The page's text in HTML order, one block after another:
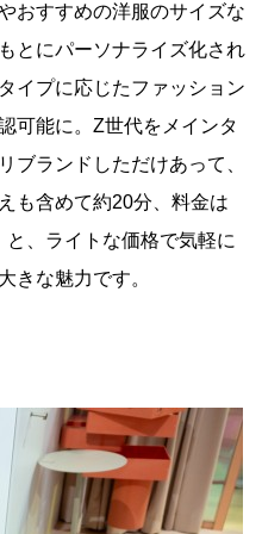
おすすめの洋服のサイズな
とにパーソナライズ化され
イプに応じたファッション
可能に。Z世代をメインタ
ブランドしただけあって、
も含めて約20分、料金は
、ライトな価格で気軽に
きな魅力です。